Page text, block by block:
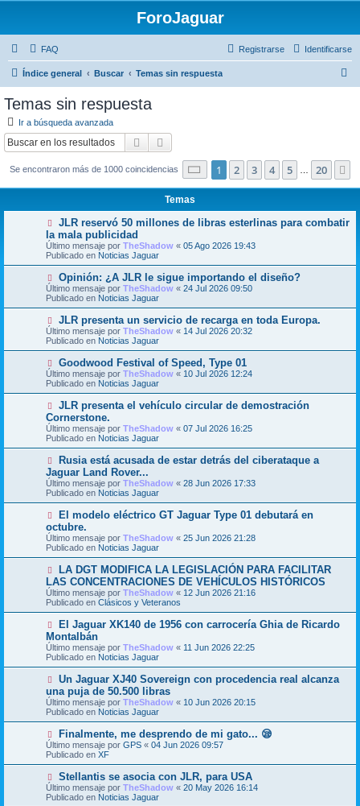
ForoJaguar
FAQ Identificarse
Registrarse
Índice general Buscar Temas sin respuesta
Temas sin respuesta
Ir a búsqueda avanzada
Buscar
Se encontraron más de 1000 coincidencias Página de 20
1 2 3 4 5 20
Temas
N
e
v
o
m
e
n
s
a
e
JLR reservó 50 millones de libras esterlinas para combatir
la mala publicidad
Último mensaje por TheShadow « 05 Ago 2026 19:43
Publicado en Noticias Jaguar
N
u
e
v
m
e
n
s
a
j
e
Opinión: ¿A JLR le sigue importando el diseño?
Último mensaje por TheShadow « 24 Jul 2026 09:50
Publicado en Noticias Jaguar
N
u
e
v
m
e
n
s
a
j
e
JLR presenta un servicio de recarga en toda Europa.
Último mensaje por TheShadow « 14 Jul 2026 20:32
Publicado en Noticias Jaguar
N
u
e
v
m
e
n
s
a
e
Goodwood Festival of Speed, Type 01
Último mensaje por TheShadow « 10 Jul 2026 12:24
Publicado en Noticias Jaguar
N
e
v
o
m
n
s
a
e
JLR presenta el vehículo circular de demostración
Cornerstone.
Último mensaje por TheShadow « 07 Jul 2026 16:25
Publicado en Noticias Jaguar
N
e
v
o
m
n
s
a
e
Rusia está acusada de estar detrás del ciberataque a
Jaguar Land Rover...
Último mensaje por TheShadow « 28 Jun 2026 17:33
Publicado en Noticias Jaguar
N
u
e
v
o
m
n
s
a
e
El modelo eléctrico GT Jaguar Type 01 debutará en
octubre.
Último mensaje por TheShadow « 25 Jun 2026 21:28
Publicado en Noticias Jaguar
N
u
e
v
o
m
n
s
a
e
LA DGT MODIFICA LA LEGISLACIÓN PARA FACILITAR
LAS CONCENTRACIONES DE VEHÍCULOS HISTÓRICOS
Último mensaje por TheShadow « 12 Jun 2026 21:16
Publicado en Clásicos y Veteranos
N
e
v
o
m
e
n
s
a
e
El Jaguar XK140 de 1956 con carrocería Ghia de Ricardo
Montalbán
Último mensaje por TheShadow « 11 Jun 2026 22:25
Publicado en Noticias Jaguar
N
e
v
o
m
n
s
a
e
Un Jaguar XJ40 Sovereign con procedencia real alcanza
una puja de 50.500 libras
Último mensaje por TheShadow « 10 Jun 2026 20:15
Publicado en Noticias Jaguar
N
u
e
v
o
m
e
n
Finalmente, me desprendo de mi gato... 😪
Último mensaje por GPS « 04 Jun 2026 09:57
Publicado en XF
N
u
e
v
Stellantis se asocia con JLR, para USA
Último mensaje por TheShadow « 20 May 2026 16:14
Publicado en Noticias Jaguar